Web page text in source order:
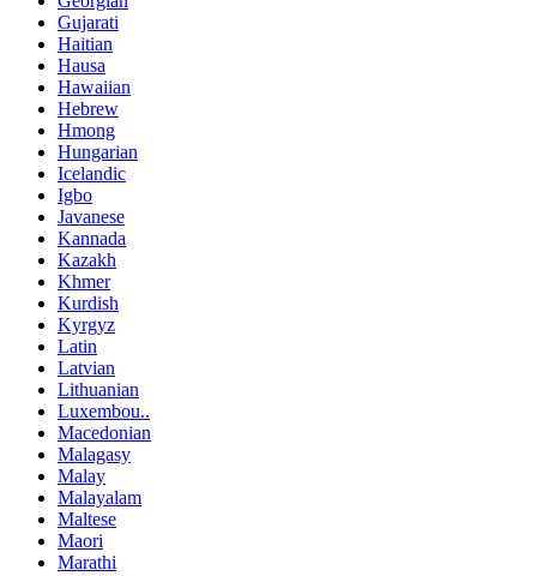
Gujarati
Haitian
Hausa
Hawaiian
Hebrew
Hmong
Hungarian
Icelandic
Igbo
Javanese
Kannada
Kazakh
Khmer
Kurdish
Kyrgyz
Latin
Latvian
Lithuanian
Luxembou..
Macedonian
Malagasy
Malay
Malayalam
Maltese
Maori
Marathi